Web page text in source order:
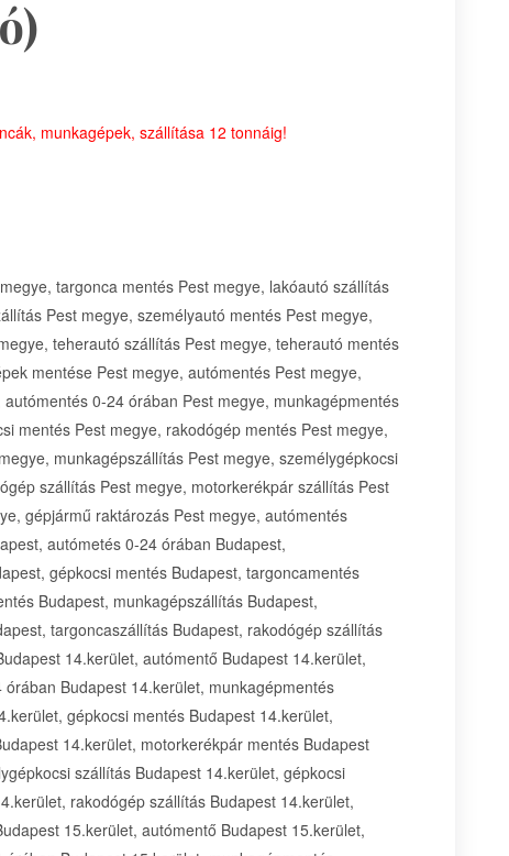
munkagépek, szállítása 12 tonnáig!
targonca mentés Pest megye, lakóautó szállítás
Pest megye, személyautó mentés Pest megye,
teherautó szállítás Pest megye, teherautó mentés
mentése Pest megye, autómentés Pest megye,
0-24 órában Pest megye, munkagépmentés
mentés Pest megye, rakodógép mentés Pest megye,
munkagépszállítás Pest megye, személygépkocsi
szállítás Pest megye, motorkerékpár szállítás Pest
gépjármű raktározás Pest megye, autómentés
autómetés 0-24 órában Budapest,
gépkocsi mentés Budapest, targoncamentés
Budapest, munkagépszállítás Budapest,
targoncaszállítás Budapest, rakodógép szállítás
14.kerület, autómentő Budapest 14.kerület,
Budapest 14.kerület, munkagépmentés
gépkocsi mentés Budapest 14.kerület,
14.kerület, motorkerékpár mentés Budapest
szállítás Budapest 14.kerület, gépkocsi
rakodógép szállítás Budapest 14.kerület,
15.kerület, autómentő Budapest 15.kerület,